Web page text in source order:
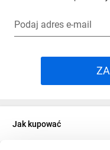
Podaj adres e-mail
Jak kupować